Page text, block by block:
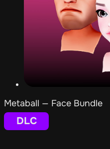
Metaball — Face Bundle
DLC